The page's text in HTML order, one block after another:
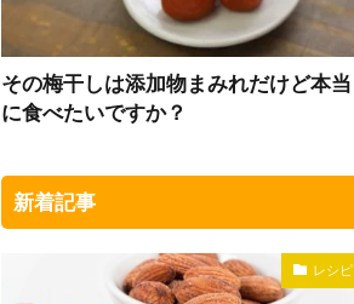
その梅干しは添加物まみれだけど本当
に食べたいですか？
新着記事
レシピ